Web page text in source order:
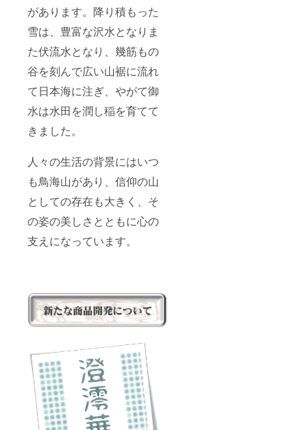
があります。降り積もった
雪は、豊富な沢水となりま
た伏流水となり、幾筋もの
谷を刻んで広い山裾に流れ
て日本海に注ぎ、やがて御
水は水田を潤し稲を育てて
きました。
人々の生活の背景にはいつ
も鳥海山があり、信仰の山
としての存在も大きく、そ
の姿の美しさとともに心の
支えになっています。